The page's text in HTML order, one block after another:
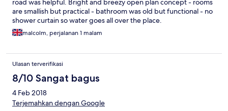
road was helpful. Bright and breezy open plan concept - rooms
are smallish but practical - bathroom was old but functional - no
shower curtain so water goes all over the place.
malcolm, perjalanan 1 malam
Ulasan terverifikasi
8/10 Sangat bagus
4 Feb 2018
Terjemahkan dengan Google